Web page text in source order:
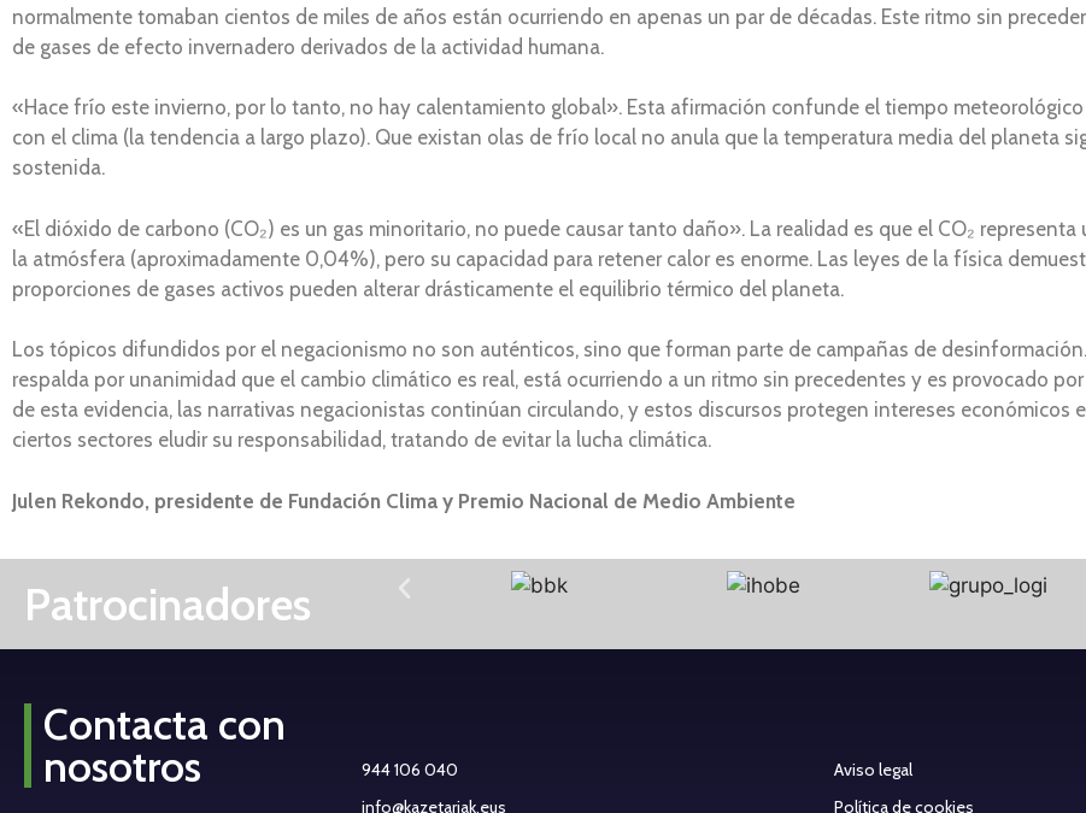
normalmente tomaban cientos de miles de años están ocurriendo en apenas un par de décadas. Este ritmo sin
de gases de efecto invernadero derivados de la actividad humana.
«Hace frío este invierno, por lo tanto, no hay calentamiento global». Esta afirmación confunde el tiempo
con el clima (la tendencia a largo plazo). Que existan olas de frío local no anula que la temperatura media del planeta
sostenida.
«El dióxido de carbono (CO₂) es un gas minoritario, no puede causar tanto daño». La realidad es que el CO₂
la atmósfera (aproximadamente 0,04%), pero su capacidad para retener calor es enorme. Las leyes de la física
proporciones de gases activos pueden alterar drásticamente el equilibrio térmico del planeta.
Los tópicos difundidos por el negacionismo no son auténticos, sino que forman parte de campañas de
respalda por unanimidad que el cambio climático es real, está ocurriendo a un ritmo sin precedentes y es provocado
de esta evidencia, las narrativas negacionistas continúan circulando, y estos discursos protegen intereses económicos
ciertos sectores eludir su responsabilidad, tratando de evitar la lucha climática.
Julen Rekondo, presidente de Fundación Clima y Premio Nacional de Medio Ambiente
Patrocinadores
Contacta con
nosotros
944 106 040
info@kazetariak.eus
Aviso legal
Política de cookies